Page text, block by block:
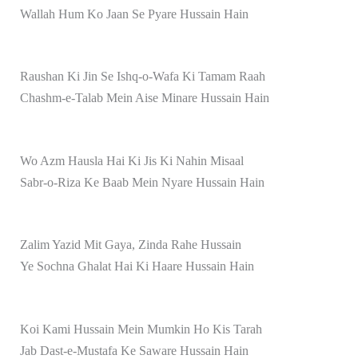
Wallah Hum Ko Jaan Se Pyare Hussain Hain
Raushan Ki Jin Se Ishq-o-Wafa Ki Tamam Raah
Chashm-e-Talab Mein Aise Minare Hussain Hain
Wo Azm Hausla Hai Ki Jis Ki Nahin Misaal
Sabr-o-Riza Ke Baab Mein Nyare Hussain Hain
Zalim Yazid Mit Gaya, Zinda Rahe Hussain
Ye Sochna Ghalat Hai Ki Haare Hussain Hain
Koi Kami Hussain Mein Mumkin Ho Kis Tarah
Jab Dast-e-Mustafa Ke Saware Hussain Hain